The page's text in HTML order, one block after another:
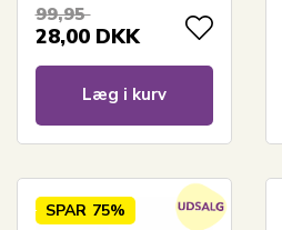
99,95
28,00 DKK
Læg i kurv
SPAR 75%